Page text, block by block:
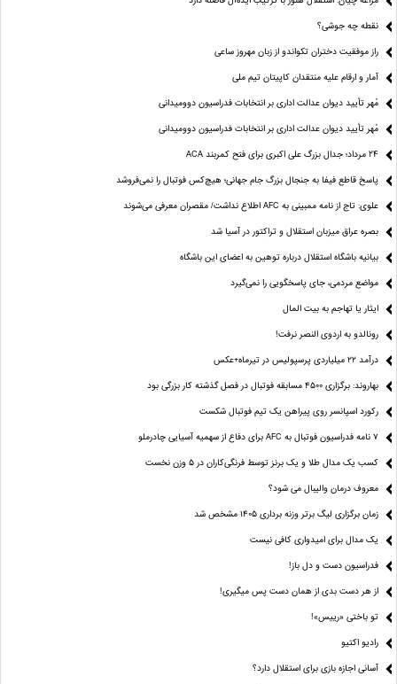
نقطه چه جوشی؟
راز موفقیت دختران تکواندو از زبان مهروز ساعی
آمار و ارقام علیه منتقدان کاپیتان تیم ملی
مُهر تأیید دیوان عدالت اداری بر انتخابات فدراسیون دوومیدانی
مُهر تأیید دیوان عدالت اداری بر انتخابات فدراسیون دوومیدانی
24 مرداد؛ جدال بزرگ علی‌ اکبری برای فتح کمربند ACA
پاسخ قاطع فیفا به جنجال بزرگ جام جهانی؛ هیچ‌کس فوتبال را نمی‌فروشد
علوی: تاج از نامه ممبینی به AFC اطلاع نداشت/ مقصران معرفی می‌شوند
بصره عراق میزبان استقلال و تراکتور در آسیا شد
بیانیه باشگاه استقلال درباره توهین به اعضای این باشگاه
مواضع مردمی، جای پاسخگویی را نمی‌گیرد
ایثار یا تهاجم به بیت المال
رونالدو به اردوی النصر نرفت!
درآمد ۲۲ میلیاردی پرسپولیس در تیرماه+عکس
بهاروند: برگزاری ۴۵۰۰ مسابقه فوتبال در فصل گذشته کار بزرگی بود
رکورد اسپانسر روی پیراهن یک تیم فوتبال شکست
۷ نامه فدراسیون فوتبال به AFC برای دفاع از سهمیه آسیایی چادرملو
کسب یک مدال طلا و یک برنز توسط فرنگی‌کاران در ۵ وزن نخست
معروف درمان والیبال می شود؟
زمان برگزاری لیگ برتر وزنه برداری ۱۴۰۵ مشخص شد
یک مدال برای امیدواری کافی نیست
فدراسیون دست‌ و دل باز!
از هر دست بدی از همان دست پس میگیری!
تو باختی «رییس»!
رادیو اکتیو
آسانی اجازه بازی برای استقلال دارد؟